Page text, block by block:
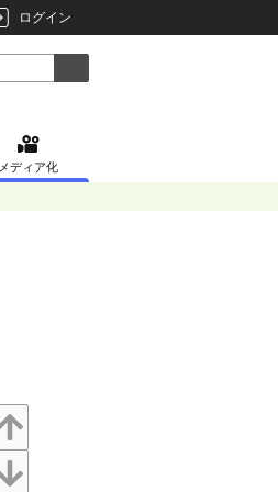
ログイン
メディア化